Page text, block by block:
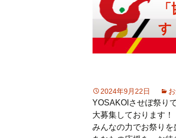
す
2024年9月22日
YOSAKOIさせぼ祭り
大募集しております！
みんなの力でお祭りを